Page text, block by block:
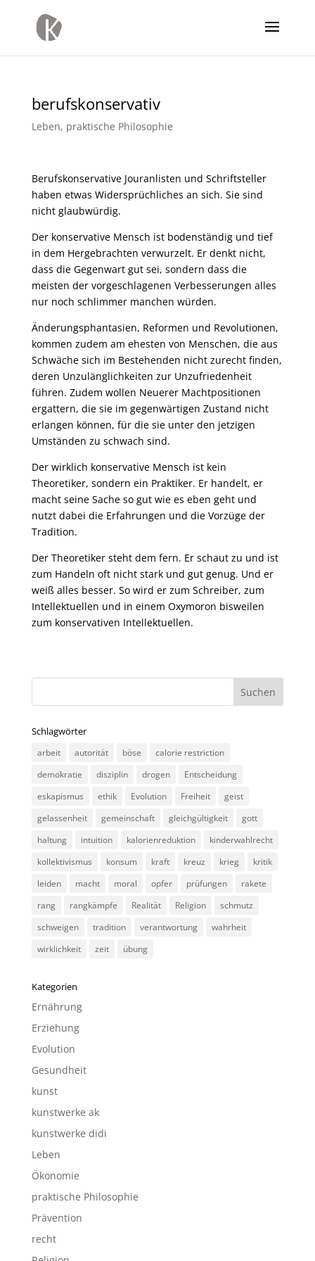
berufskonservativ
Leben, praktische Philosophie
Berufskonservative Jouranlisten und Schriftsteller
haben etwas Widersprüchliches an sich. Sie sind
nicht glaubwürdig.
Der konservative Mensch ist bodenständig und tief
in dem Hergebrachten verwurzelt. Er denkt nicht,
dass die Gegenwart gut sei, sondern dass die
meisten der vorgeschlagenen Verbesserungen alles
nur noch schlimmer manchen würden.
Änderungsphantasien, Reformen und Revolutionen,
kommen zudem am ehesten von Menschen, die aus
Schwäche sich im Bestehenden nicht zurecht finden,
deren Unzulänglichkeiten zur Unzufriedenheit
führen. Zudem wollen Neuerer Machtpositionen
ergattern, die sie im gegenwärtigen Zustand nicht
erlangen können, für die sie unter den jetzigen
Umständen zu schwach sind.
Der wirklich konservative Mensch ist kein
Theoretiker, sondern ein Praktiker. Er handelt, er
macht seine Sache so gut wie es eben geht und
nutzt dabei die Erfahrungen und die Vorzüge der
Tradition.
Der Theoretiker steht dem fern. Er schaut zu und ist
zum Handeln oft nicht stark und gut genug. Und er
weiß alles besser. So wird er zum Schreiber, zum
Intellektuellen und in einem Oxymoron bisweilen
zum konservativen Intellektuellen.
Schlagwörter
arbeit autorität böse
calorie restriction
demokratie
disziplin drogen
Entscheidung
eskapismus
ethik Evolution Freiheit
geist
gelassenheit
gemeinschaft gleichgültigkeit
gott
haltung
intuition kalorienreduktion
kinderwahlrecht
kollektivismus
konsum kraft kreuz krieg
kritik
leiden
macht moral opfer prüfungen
rakete
rang
rangkämpfe Realität Religion
schmutz
schweigen
tradition verantwortung
wahrheit
wirklichkeit
zeit übung
Kategorien
Ernährung
Erziehung
Evolution
Gesundheit
kunst
kunstwerke ak
kunstwerke didi
Leben
Ökonomie
praktische Philosophie
Prävention
recht